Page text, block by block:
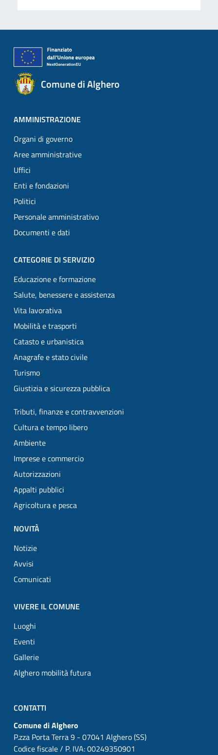
Comune di Alghero
AMMINISTRAZIONE
Organi di governo
Aree amministrative
Uffici
Enti e fondazioni
Politici
Personale amministrativo
Documenti e dati
CATEGORIE DI SERVIZIO
Educazione e formazione
Salute, benessere e assistenza
Vita lavorativa
Mobilità e trasporti
Catasto e urbanistica
Anagrafe e stato civile
Turismo
Giustizia e sicurezza pubblica
Tributi, finanze e contravvenzioni
Cultura e tempo libero
Ambiente
Imprese e commercio
Autorizzazioni
Appalti pubblici
Agricoltura e pesca
NOVITÀ
Notizie
Avvisi
Comunicati
VIVERE IL COMUNE
Luoghi
Eventi
Gallerie
Alghero mobilità futura
CONTATTI
Comune di Alghero
P.zza Porta Terra 9 - 07041 Alghero (SS)
Codice fiscale / P. IVA: 00249350901